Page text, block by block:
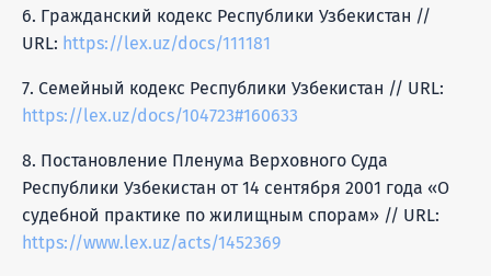
6. Гражданский кодекс Республики Узбекистан //
URL: https://lex.uz/docs/111181
7. Семейный кодекс Республики Узбекистан // URL:
https://lex.uz/docs/104723#160633
8. Постановление Пленума Верховного Суда
Республики Узбекистан от 14 сентября 2001 года «О
судебной практике по жилищным спорам» // URL:
https://www.lex.uz/acts/1452369